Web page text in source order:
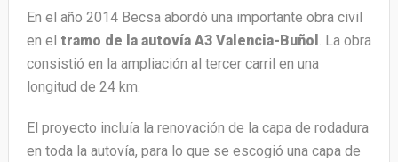
En el año 2014 Becsa abordó una importante obra civil
en el tramo de la autovía A3 Valencia-Buñol . La obra
consistió en la ampliación al tercer carril en una
longitud de 24 km.
El proyecto incluía la renovación de la capa de rodadura
en toda la autovía, para lo que se escogió una capa de